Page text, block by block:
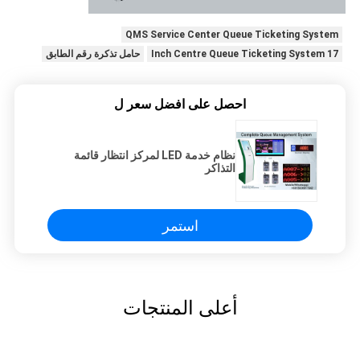
QMS Service Center Queue Ticketing System
17 Inch Centre Queue Ticketing System
حامل تذكرة رقم الطابق
احصل على افضل سعر ل
نظام خدمة LED لمركز انتظار قائمة
التذاكر
استمر
أعلى المنتجات